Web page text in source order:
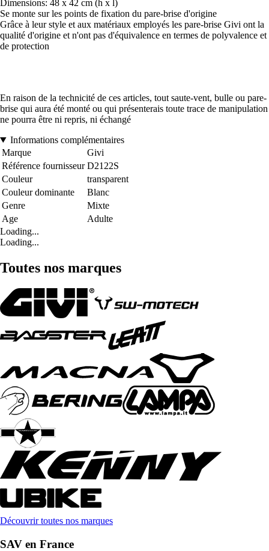
Dimensions: 48 x 42 cm (h x l)
Se monte sur les points de fixation du pare-brise d'origine
Grâce à leur style et aux matériaux employés les pare-brise Givi ont la
qualité d'origine et n'ont pas d'équivalence en termes de polyvalence et
de protection
En raison de la technicité de ces articles, tout saute-vent, bulle ou pare-
brise qui aura été monté ou qui présenterais toute trace de manipulation
ne pourra être ni repris, ni échangé
Informations complémentaires
Marque
Givi
Référence fournisseur D2122S
Couleur
transparent
Couleur dominante
Blanc
Genre
Mixte
Age
Adulte
Loading...
Loading...
Toutes nos marques
Découvrir toutes nos marques
SAV en France